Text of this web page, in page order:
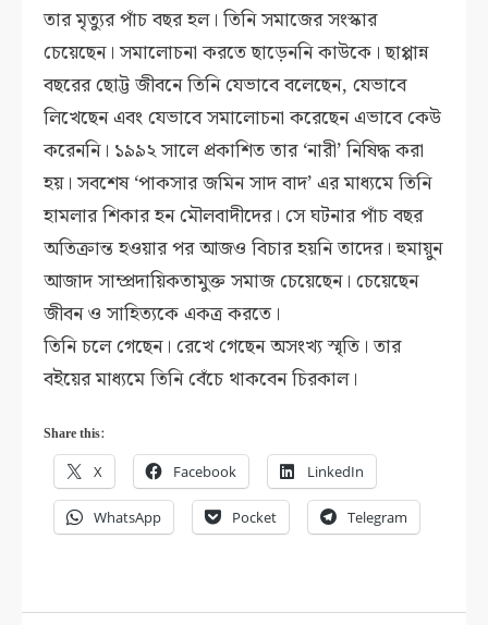
তার মৃত্যুর পাঁচ বছর হল। তিনি সমাজের সংস্কার
চেয়েছেন। সমালোচনা করতে ছাড়েননি কাউকে। ছাপ্পান্ন
বছরের ছোট্ট জীবনে তিনি যেভাবে বলেছেন, যেভাবে
লিখেছেন এবং যেভাবে সমালোচনা করেছেন এভাবে কেউ
করেননি। ১৯৯২ সালে প্রকাশিত তার ‘নারী’ নিষিদ্ধ করা
হয়। সবশেষ ‘পাকসার জমিন সাদ বাদ’ এর মাধ্যমে তিনি
হামলার শিকার হন মৌলবাদীদের। সে ঘটনার পাঁচ বছর
অতিক্রান্ত হওয়ার পর আজও বিচার হয়নি তাদের। হুমায়ুন
আজাদ সাম্প্রদায়িকতামুক্ত সমাজ চেয়েছেন। চেয়েছেন
জীবন ও সাহিত্যকে একত্র করতে।
তিনি চলে গেছেন। রেখে গেছেন অসংখ্য স্মৃতি। তার
বইয়ের মাধ্যমে তিনি বেঁচে থাকবেন চিরকাল।
Share this:
X Facebook LinkedIn
WhatsApp Pocket Telegram